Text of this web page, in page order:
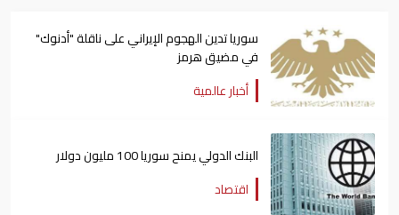
سوريا تدين الهجوم الإيراني على ناقلة "أدنوك"
في مضيق هرمز ‏
أخبار عالمية
البنك الدولي يمنح سوريا 100 مليون دولار
اقتصاد